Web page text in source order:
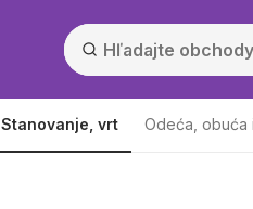
Stanovanje, vrt Odeća, obuća